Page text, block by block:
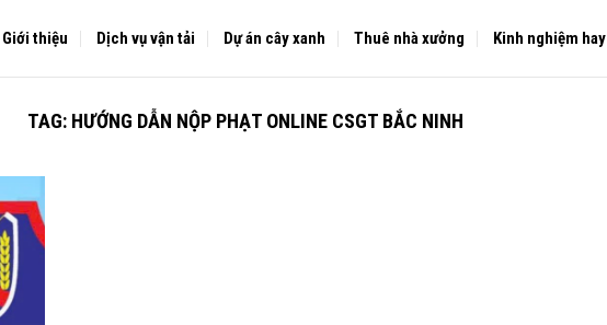
Giới thiệu Dịch vụ vận tải Dự án cây xanh Thuê nhà xưởng Kinh nghiệm hay
TAG: HƯỚNG DẪN NỘP PHẠT ONLINE CSGT BẮC NINH